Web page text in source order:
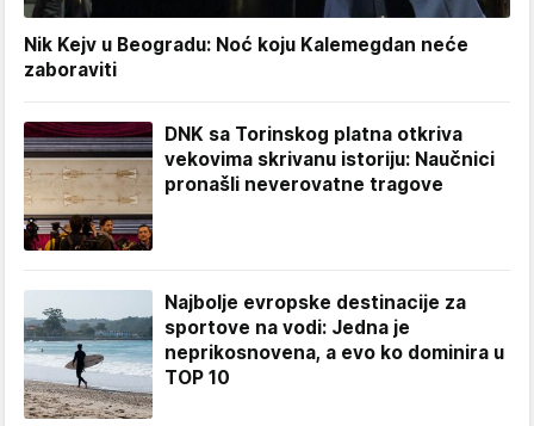
Nik Kejv u Beogradu: Noć koju Kalemegdan neće
zaboraviti
DNK sa Torinskog platna otkriva
vekovima skrivanu istoriju: Naučnici
pronašli neverovatne tragove
Najbolje evropske destinacije za
sportove na vodi: Jedna je
neprikosnovena, a evo ko dominira u
TOP 10